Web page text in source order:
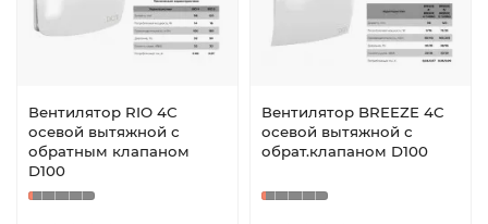
Вентилятор RIO 4С
осевой вытяжной с
обратным клапаном
D100
Вентилятор BREEZE 4C
осевой вытяжной с
обрат.клапаном D100